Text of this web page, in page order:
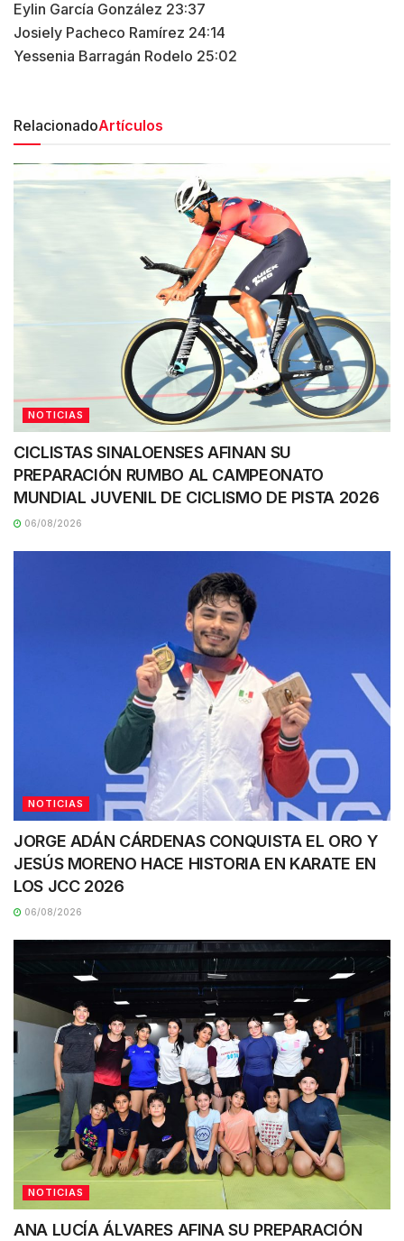
Eylin García González 23:37
Josiely Pacheco Ramírez 24:14
Yessenia Barragán Rodelo 25:02
RelacionadoArtículos
NOTICIAS
CICLISTAS SINALOENSES AFINAN SU
PREPARACIÓN RUMBO AL CAMPEONATO
MUNDIAL JUVENIL DE CICLISMO DE PISTA 2026
06/08/2026
NOTICIAS
JORGE ADÁN CÁRDENAS CONQUISTA EL ORO Y
JESÚS MORENO HACE HISTORIA EN KARATE EN
LOS JCC 2026
06/08/2026
NOTICIAS
ANA LUCÍA ÁLVARES AFINA SU PREPARACIÓN